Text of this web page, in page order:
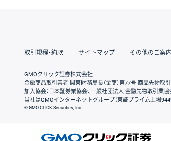
取引規程・約款 サイトマップ その他のご案内
GMOクリック証券株式会社
金融商品取引業者 関東財務局長（金商）第77号 商品先物取
加入協会：日本証券業協会、一般社団法人 金融先物取引業
当社はGMOインターネットグループ（東証プライム上場
© GMO CLICK Securities, Inc.